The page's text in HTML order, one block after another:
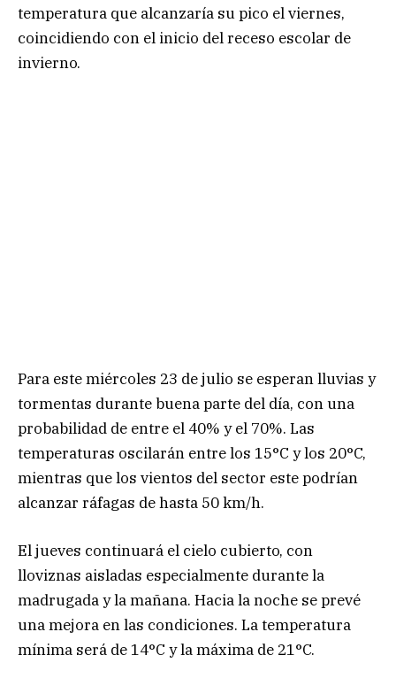
temperatura que alcanzaría su pico el viernes,
coincidiendo con el inicio del receso escolar de
invierno.
Para este miércoles 23 de julio se esperan lluvias y
tormentas durante buena parte del día, con una
probabilidad de entre el 40% y el 70%. Las
temperaturas oscilarán entre los 15°C y los 20°C,
mientras que los vientos del sector este podrían
alcanzar ráfagas de hasta 50 km/h.
El jueves continuará el cielo cubierto, con
lloviznas aisladas especialmente durante la
madrugada y la mañana. Hacia la noche se prevé
una mejora en las condiciones. La temperatura
mínima será de 14°C y la máxima de 21°C.